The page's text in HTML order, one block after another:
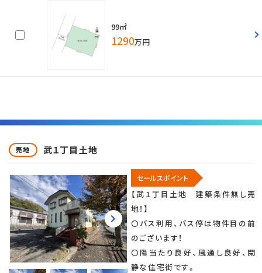
99㎡
1290万円
売地 武１丁目土地
セールスポイント
【武１丁目土地 建築条件無し売
地！】
〇バス利用、バス停は物件目の前
のございます！
〇陽当たり良好、風通し良好、閑
静な住宅街です。